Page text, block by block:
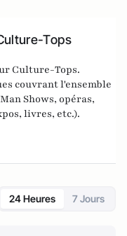
Tops
Culture-Tops.
couvrant l'ensemble
Shows, opéras,
livres, etc.).
24 Heures 7 Jours